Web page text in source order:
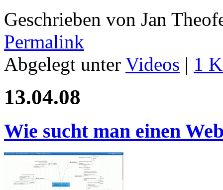
Geschrieben von Jan
Permalink
Abgelegt unter Videos | 1
13.04.08
Wie sucht man einen